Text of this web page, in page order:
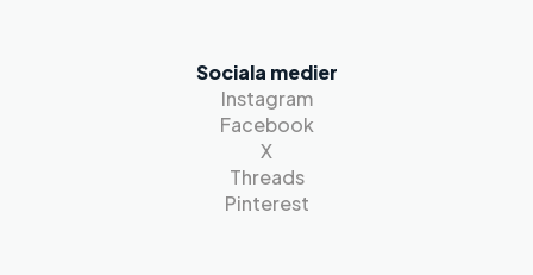
Sociala medier
Instagram
Facebook
X
Threads
Pinterest